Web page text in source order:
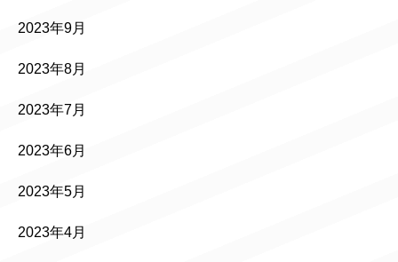
2023年9月
2023年8月
2023年7月
2023年6月
2023年5月
2023年4月